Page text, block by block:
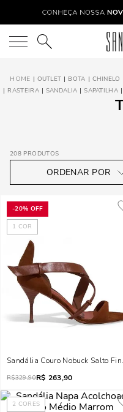
O que você está
OUTLET BOTA CHINELO
RASTEIRA
SANDALIA SAPATILHA
208 PRODUTOS
-20% OFF
1 COR
Sandália Couro Nobuck Salto
R$329,90R$ 263,90
2 CORES